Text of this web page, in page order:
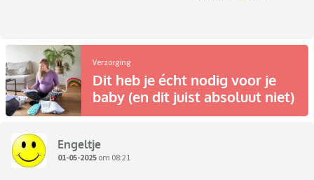
Verzorging
Dit heb je écht nodig voor je
baby (en dit juist absoluut niet)
Engeltje
01-05-2025 om 08:21